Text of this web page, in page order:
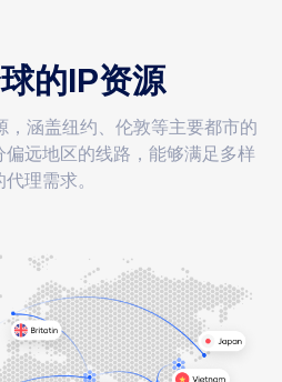
的IP资源
，涵盖纽约、伦敦等主要都市的
远地区的线路，能够满足多样
代理需求。